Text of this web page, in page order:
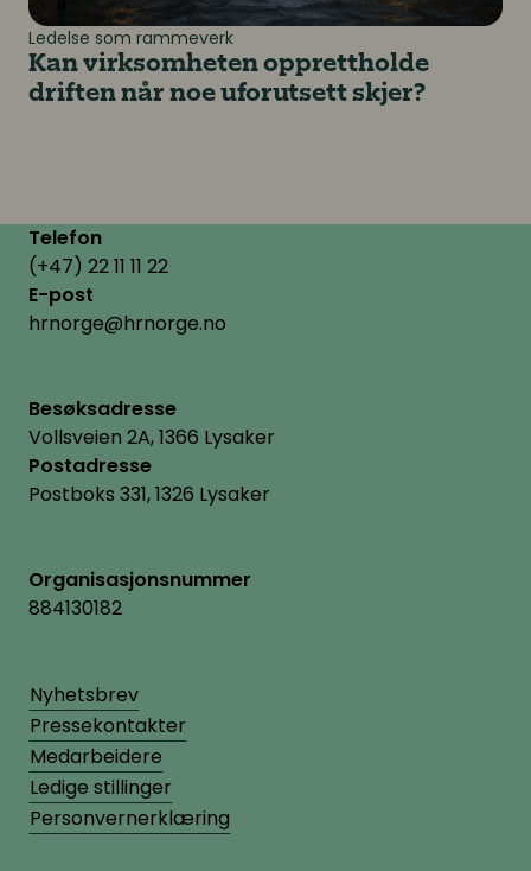
Ledelse som rammeverk
Kan virksomheten opprettholde
driften når noe uforutsett skjer?
Telefon
(+47) 22 11 11 22
E-post
hrnorge@hrnorge.no
Besøksadresse
Vollsveien 2A, 1366 Lysaker
Postadresse
Postboks 331, 1326 Lysaker
Organisasjonsnummer
884130182
Nyhetsbrev
Pressekontakter
Medarbeidere
Ledige stillinger
Personvernerklæring